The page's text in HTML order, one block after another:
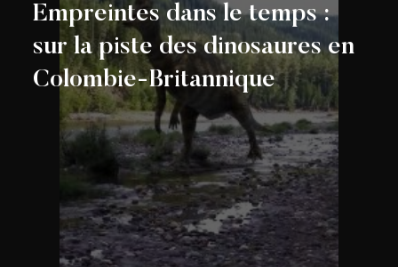
Empreintes dans le temps :
sur la piste des dinosaures en
Colombie-Britannique